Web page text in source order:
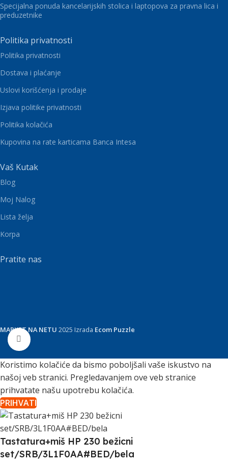
Click to enlarge
Specijalna ponuda kancelarijskih stolica i laptopova za pravna lica i
preduzetnike
Politika privatnosti
Politika privatnosti
Dostava i plaćanje
Uslovi korišćenja i prodaje
Izjava politike privatnosti
Politika kolačića
Kupovina na rate karticama Banca Intesa
Vaš Kutak
Blog
Moj Nalog
Lista želja
Korpa
Pratite nas
MARKET NA NETU 2025 Izrada Ecom Puzzle
Koristimo kolačiće da bismo poboljšali vaše iskustvo na
našoj veb stranici. Pregledavanjem ove veb stranice
prihvatate našu upotrebu kolačića.
PRIHVATI
Tastatura+miš HP 230 bežicni
set/SRB/3L1F0AA#BED/bela